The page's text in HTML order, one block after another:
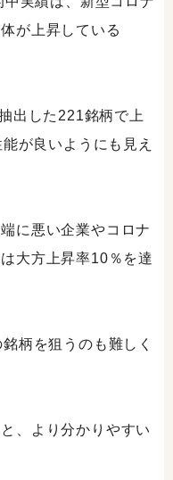
が上昇している
出した221銘柄で上
が良いようにも見え
に悪い企業やコロナ
大方上昇率10％を達
柄を狙うのも難しく
、より分かりやすい